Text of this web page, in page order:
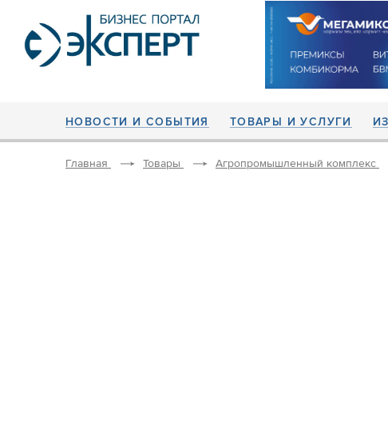
НОВОСТИ И СОБЫТИЯ ТОВАРЫ И УСЛУГИ
Главная Товары Агропромышленный комплекс